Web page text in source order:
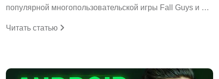
популярной многопользовательской игры Fall Guys и …
Читать статью